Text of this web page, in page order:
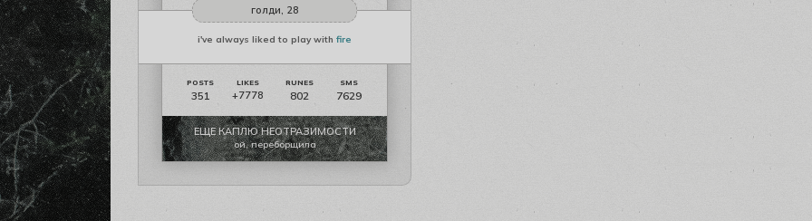
голди, 28
i've always liked to play with fire
351 +7778 802 7629
ЕЩЕ КАПЛЮ НЕОТРАЗИМОСТИ
ой, переборщила